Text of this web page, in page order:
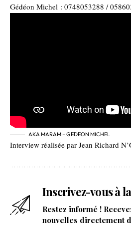
Gédéon Michel : 0748053288 /
AKA MARAM – GEDEON MICHEL
Interview réalisée par Jean Richard
Inscrivez-vous à
Restez informé !
nouvelles directement